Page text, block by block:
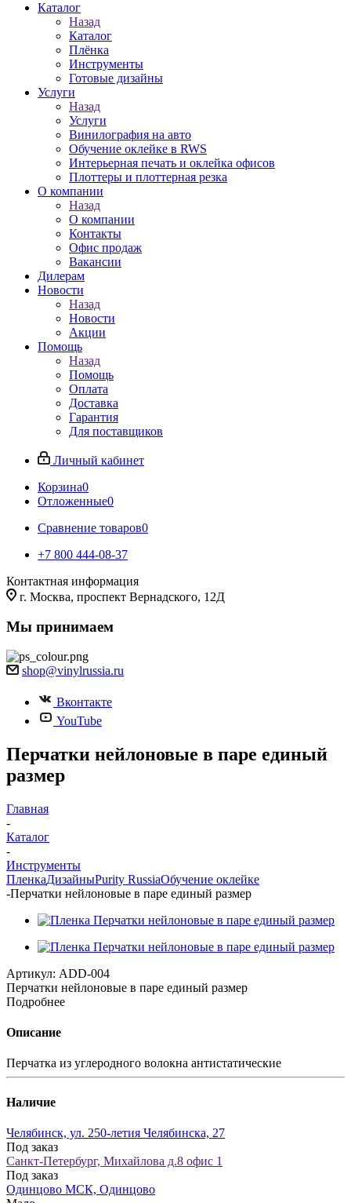
Каталог
Назад
Каталог
Плёнка
Инструменты
Готовые дизайны
Услуги
Назад
Услуги
Винилография на авто
Обучение оклейке в RWS
Интерьерная печать и оклейка офисов
Плоттеры и плоттерная резка
О компании
Назад
О компании
Контакты
Офис продаж
Вакансии
Дилерам
Новости
Назад
Новости
Акции
Помощь
Назад
Помощь
Оплата
Доставка
Гарантия
Для поставщиков
Личный кабинет
Корзина0
Отложенные0
Сравнение товаров0
+7 800 444-08-37
Контактная информация
г. Москва, проспект Вернадского, 12Д
Мы принимаем
shop@vinylrussia.ru
Вконтакте
YouTube
Перчатки нейлоновые в паре единый
размер
Главная
-
Каталог
-
Инструменты
ПленкаДизайныPurity RussiaОбучение оклейке
-Перчатки нейлоновые в паре единый размер
Артикул: ADD-004
Перчатки нейлоновые в паре единый размер
Подробнее
Описание
Перчатка из углеродного волокна антистатические
Наличие
Челябинск, ул. 250-летия Челябинска, 27
Под заказ
Санкт-Петербург, Михайлова д.8 офис 1
Под заказ
Одинцово МСК, Одинцово